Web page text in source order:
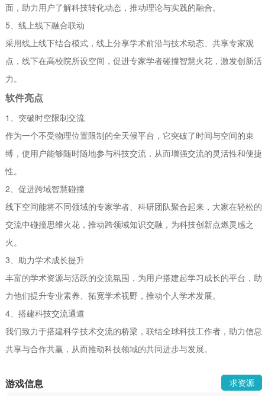
面，助力用户了解科技转化动态，推动理论与实践的融合。
5、线上线下融合联动
采用线上线下结合模式，线上分享学术前沿与技术动态、共享专家观
点，线下在高校院所设空间，促进专家学者碰撞智慧火花，激发创新活
力。
软件亮点
1、突破时空限制交流
作为一个不受物理位置限制的全天候平台，它突破了时间与空间的束
缚，使用户能够随时随地参与科技交流，从而增强交流的灵活性和便捷
性。
2、促进跨域智慧碰撞
线下空间能将不同领域的专家学者、科研团队聚合起来，大家在轻松的
交流中碰撞思维火花，推动跨领域知识交融，为科技创新点燃灵感之
火。
3、助力学术成长提升
丰富的学术资源与活跃的交流氛围，为用户搭建起学习成长的平台，助
力他们提升专业素养、拓宽学术视野，推动个人学术发展。
4、搭建科技交流通道
我们致力于搭建科学技术交流的桥梁，联结全球科技工作者，助力信息
共享与合作共赢，从而推动科技领域的共同进步与发展。
游戏信息 求资源